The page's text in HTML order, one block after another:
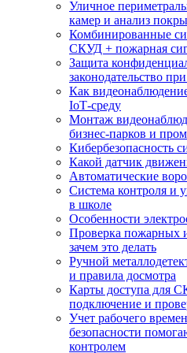
Уличное
камер и анализ
Комбинированные
СКУД + пожарная
Защита
законодательство
Как
IoT‑среду
Монтаж
бизнес‑парков и
Кибербезопасность
Какой датчик
Автоматические
Система контроля и
в школе
Особенности
Проверка пожарных
зачем это делать
Ручной
и правила досмотра
Карты доступа для
подключение и
Учет рабочего
безопасности
контролем